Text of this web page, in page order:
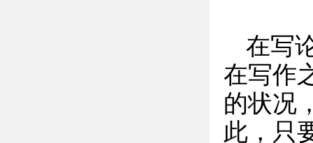
在写
在写作
的状况
此，只